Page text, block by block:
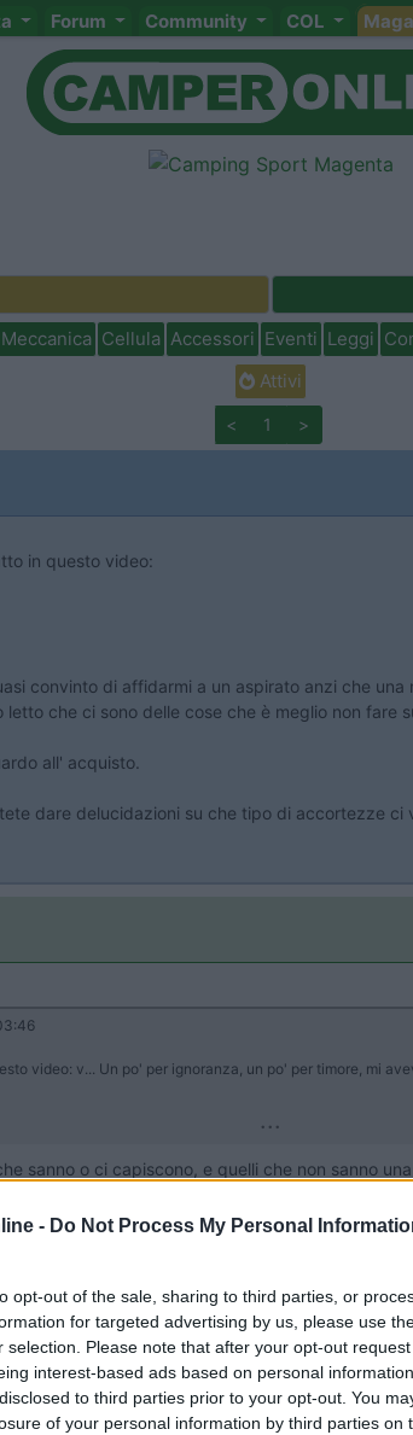
- Do Not Process My Personal
opt-out of the sale, sharing to third parties, or
for targeted advertising by us, please use
selection. Please note that after your opt-out
interest-based ads based on personal
to third parties prior to your opt-out. You
of your personal information by third parties on
Forum Community COL
Meccanica Cellula Accessori Eventi Leggi
Attivi
< 1 >
in questo video:
convinto di affidarmi a un aspirato anzi che una
che ci sono delle cose che è meglio non fare
all' acquisto.
dare delucidazioni su che tipo di accortezze ci
video: v... Un po' per ignoranza, un po' per timore, mi
...
sanno o ci capiscono, e quelli che non sanno
all'inizio dice che sono solo suoi pareri, poi
della pietra.